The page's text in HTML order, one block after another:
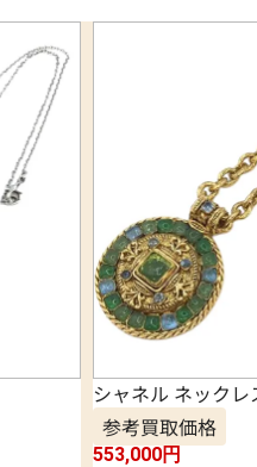
シャネル ネックレ
参考買取価格
553,000円